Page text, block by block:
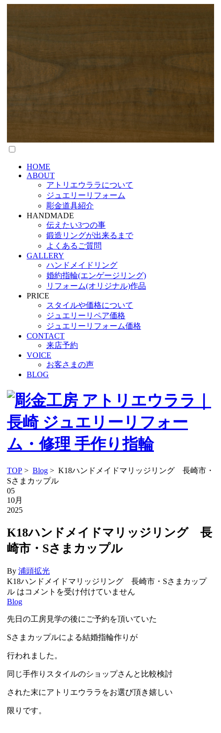
HOME
ABOUT
アトリエウララについて
ジュエリーリフォーム
彫金道具紹介
HANDMADE
伝えたい3つの事
鍛造リングが出来るまで
よくあるご質問
GALLERY
ハンドメイドリング
婚約指輪(エンゲージリング)
リフォーム(オリジナル)作品
PRICE
スタイルや価格について
ジュエリーリペア価格
ジュエリーリフォーム価格
CONTACT
来店予約
VOICE
お客さまの声
BLOG
TOP > Blog > K18ハンドメイドマリッジリング 長崎市・
Sさまカップル
05
10月
2025
K18ハンドメイドマリッジリング 長
崎市・Sさまカップル
By 浦頭拡光
K18ハンドメイドマリッジリング 長崎市・Sさまカップ
ル はコメントを受け付けていません
Blog
先日の工房見学の後にご予約を頂いていた
Sさまカップルによる結婚指輪作りが
行われました。
同じ手作りスタイルのショップさんと比較検討
された末にアトリエウララをお選び頂き嬉しい
限りです。